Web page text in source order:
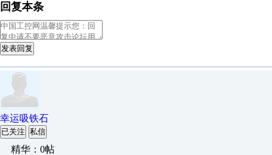
回复本条
发表回复
幸运吸铁石
已关注 私信
精华：0帖